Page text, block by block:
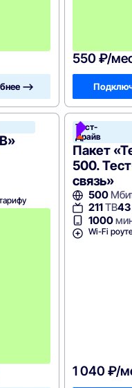
—>
550 ₽/
Акадо
Тест-
Драйв
Пакет
500.
связь»
500
211 ТВ43
1000
Wi-Fi
1 040 ₽/